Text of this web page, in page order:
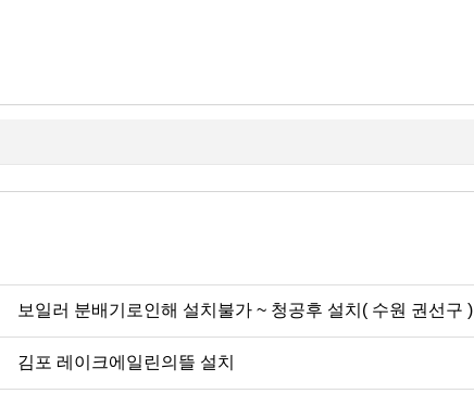
보일러 분배기로인해 설치불가 ~ 청공후 설치( 수원 권선구 )
김포 레이크에일린의뜰 설치